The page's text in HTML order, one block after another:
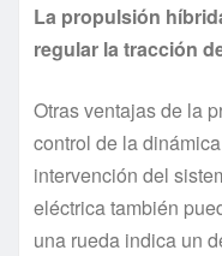
La propulsión
regular la tracción
Otras ventajas de la
control de la
intervención del
eléctrica también
una rueda indica un